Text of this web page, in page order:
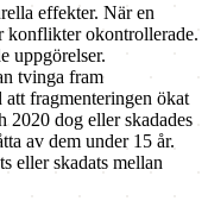
effekter. När en
konflikter okontrollerade.
uppgörelser.
tvinga fram
fragmenteringen ökat
2020 dog eller skadades
av dem under 15 år.
eller skadats mellan